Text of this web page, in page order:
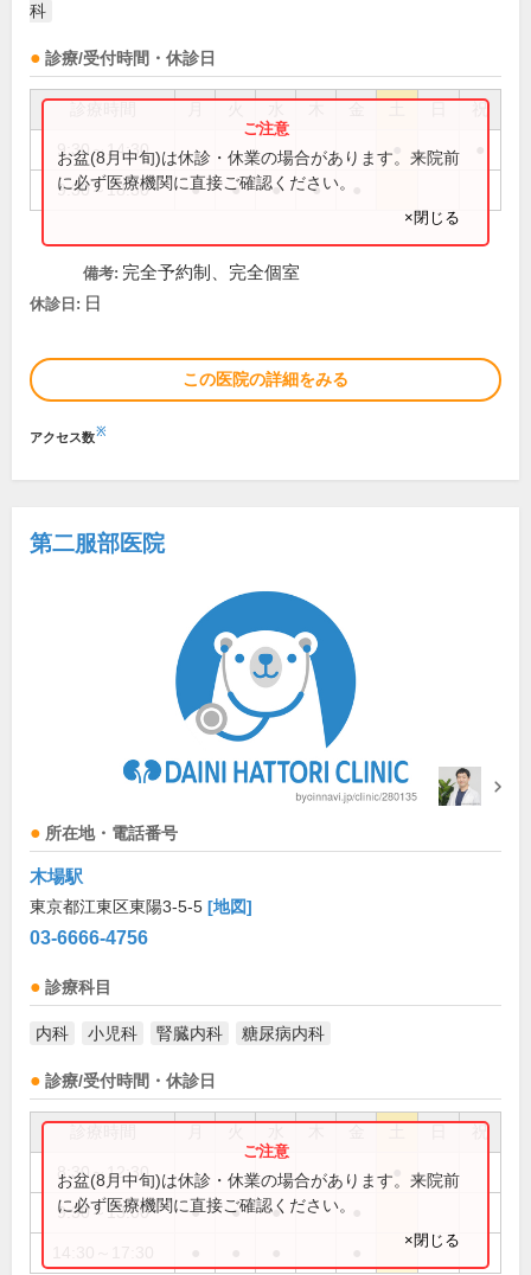
科
診療/受付時間・休診日
祝
9:30～14:30
9:30～18:30 ● ● ● ●
お盆(8月中旬)は休診・休業の場合があります。来院前
に必ず医療機関に直接ご確認ください。
×閉じる
備考: 完全予約制、完全個室
休診日: 日
この医院の詳細をみる
アクセス数※
第二服部医院
所在地・電話番号
木場駅
東京都江東区東陽3-5-5 [地図]
03-6666-4756
診療科目
内科 小児科 腎臓内科 糖尿病内科
診療/受付時間・休診日
祝
8:30～12:30
9:30～13:00 ● ● ●
お盆(8月中旬)は休診・休業の場合があります。来院前
に必ず医療機関に直接ご確認ください。
×閉じる